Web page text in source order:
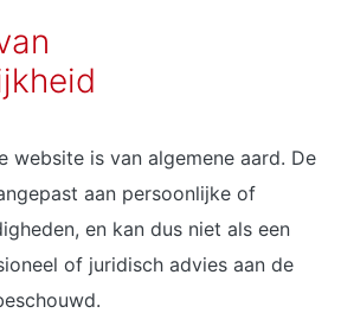
website is van algemene aard. De
aan persoonlijke of
en kan dus niet als een
of juridisch advies aan de